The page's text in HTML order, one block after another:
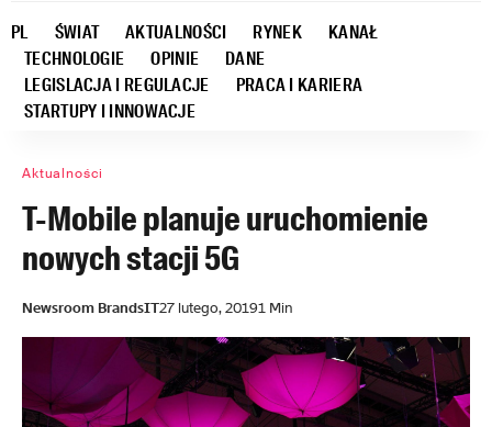
PL ŚWIAT AKTUALNOŚCI RYNEK
KANAŁ
TECHNOLOGIE
OPINIE
DANE
LEGISLACJA I REGULACJE
PRACA I KARIERA
STARTUPY I INNOWACJE
Aktualności
T-Mobile planuje uruchomienie
nowych stacji 5G
Newsroom BrandsIT27 lutego, 20191 Min